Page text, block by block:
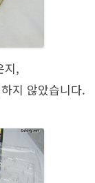
지,
지 않았습니다.